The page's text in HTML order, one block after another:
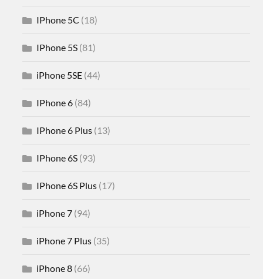
IPhone 5C (18)
IPhone 5S (81)
iPhone 5SE (44)
IPhone 6 (84)
IPhone 6 Plus (13)
IPhone 6S (93)
IPhone 6S Plus (17)
iPhone 7 (94)
iPhone 7 Plus (35)
iPhone 8 (66)